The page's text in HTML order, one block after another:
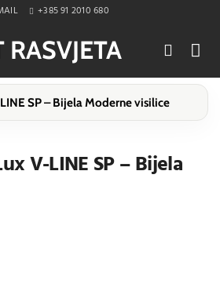
+385 91 2010 680
V-LINE SP – Bijela